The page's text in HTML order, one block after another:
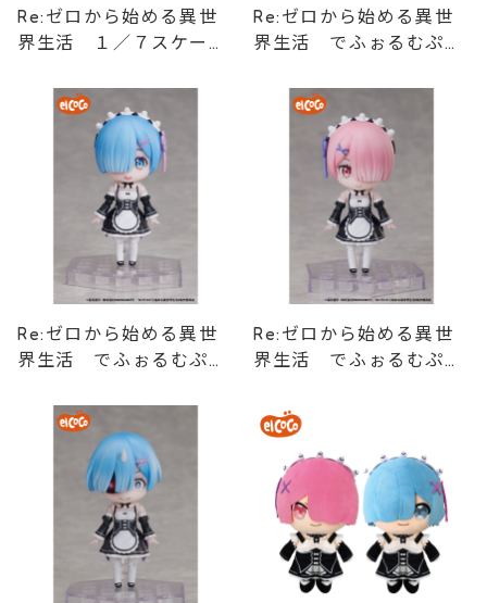
Re:ゼロから始める異世
界生活 １／７スケール
エルプリンセス
Re:ゼロから始める異世
界生活 でふぉるむぷら
ョンデフォルメフィギュ
Re:ゼロから始める異世
界生活 でふぉるむぷら
ンデフォルメフィギュア
Re:ゼロから始める異世
界生活 でふぉるむぷら
ンデフォルメフィギュア